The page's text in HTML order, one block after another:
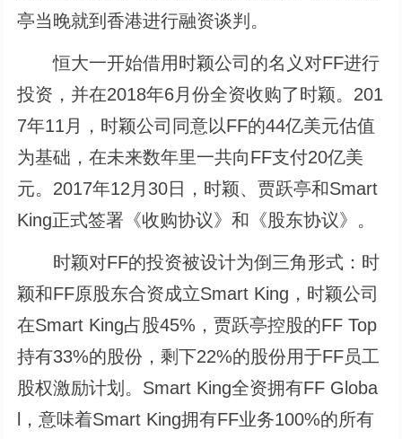
亭当晚就到香港进行融资谈判。
恒大一开始借用时颖公司的名义对FF进行
投资，并在2018年6月份全资收购了时颖。201
7年11月，时颖公司同意以FF的44亿美元估值
为基础，在未来数年里一共向FF支付20亿美
元。2017年12月30日，时颖、贾跃亭和Smart
King正式签署《收购协议》和《股东协议》。
时颖对FF的投资被设计为倒三角形式：时
颖和FF原股东合资成立Smart King，时颖公司
在Smart King占股45%，贾跃亭控股的FF Top
持有33%的股份，剩下22%的股份用于FF员工
股权激励计划。Smart King全资拥有FF Globa
l，意味着Smart King拥有FF业务100%的所有